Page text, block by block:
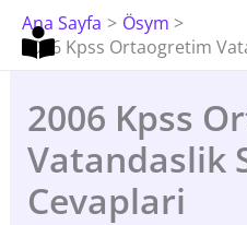
İçeriğe
Atla
Ana Sayfa
Ösym
2006 Kpss Ortaogretim
2006 Kpss
Vatandaslik
Cevaplari